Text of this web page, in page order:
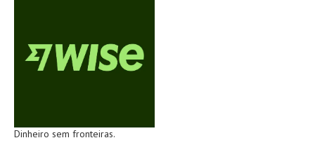
Dinheiro sem fronteiras.